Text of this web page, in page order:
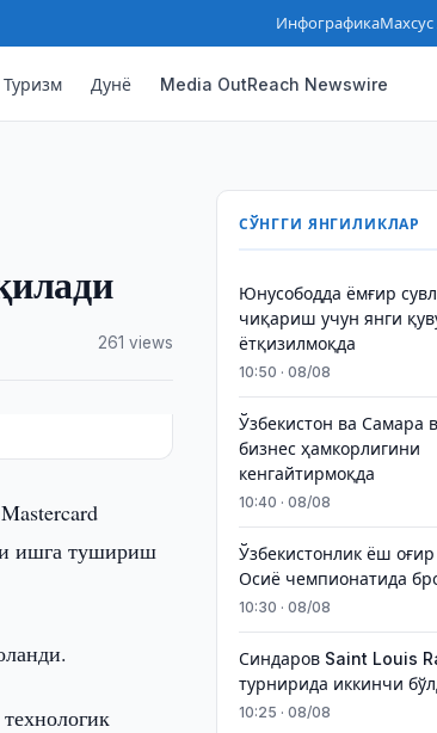
Инфографика
Туризм Дунё Media OutReach Newswire
261 views
ишга тушириш
СЎНГГИ ЯНГИЛИКЛАР
Юнусободда ёмғир
чиқариш учун янги
ётқизилмоқда
10:50 · 08/08
Ўзбекистон ва Самара
бизнес ҳамкорлигини
кенгайтирмоқда
10:40 · 08/08
Ўзбекистонлик ёш
Осиё чемпионатида
10:30 · 08/08
Синдаров Saint Louis
турнирида иккинчи
10:25 · 08/08